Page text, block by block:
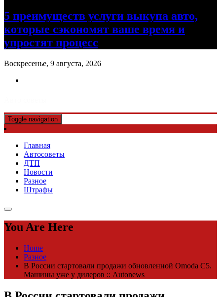
5 преимуществ услуги выкупа авто,
которые сэкономят ваше время и
упростят процесс
Воскресенье, 9 августа, 2026
Toggle navigation
Главная
Автосоветы
ДТП
Новости
Разное
Штрафы
You Are Here
Home
Разное
В России стартовали продажи обновленной Omoda C5.
Машины уже у дилеров :: Autonews